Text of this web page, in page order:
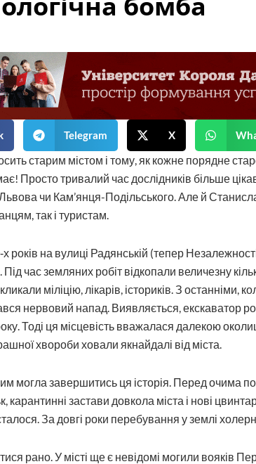
Telegram X
старим містом і тому, як кожне порядне
має! Просто тривалий час дослідників більше
чи Кам’янця-Подільського. Але й
так і туристам.
років на вулиці Радянській (тепер
час земляних робіт відкопали величезну
міліцію, лікарів, істориків. З останніми,
нервовий напад. Виявляється, екскаватор
Тоді ця місцевість вважалася далекою
хвороби ховали якнайдалі від міста.
могла завершитись ця історія. Перед очима
карантинні застави довкола міста і нові
За довгі роки перебування у землі
рано. У місті ще є невідомі могили вояків